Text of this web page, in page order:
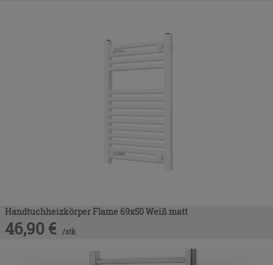
Handtuchheizkörper Flame 69x50 Weiß matt
46,90 € /stk